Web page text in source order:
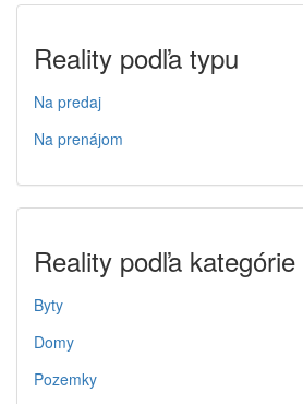
Reality podľa typu
Na predaj
Na prenájom
Reality podľa kategórie
Byty
Domy
Pozemky